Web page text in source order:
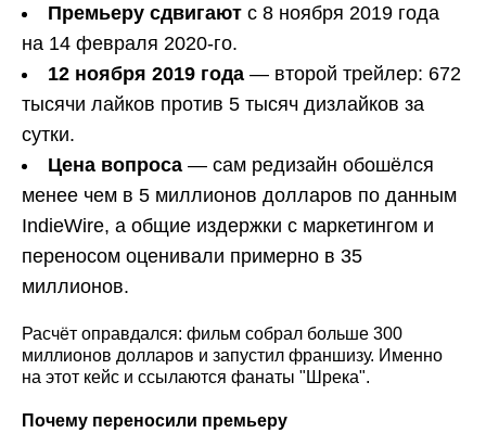
Премьеру сдвигают с 8 ноября 2019 года
на 14 февраля 2020-го.
12 ноября 2019 года — второй трейлер: 672
тысячи лайков против 5 тысяч дизлайков за
сутки.
Цена вопроса — сам редизайн обошёлся
менее чем в 5 миллионов долларов по данным
IndieWire, а общие издержки с маркетингом и
переносом оценивали примерно в 35
миллионов.
Расчёт оправдался: фильм собрал больше 300
миллионов долларов и запустил франшизу. Именно
на этот кейс и ссылаются фанаты "Шрека".
Почему переносили премьеру